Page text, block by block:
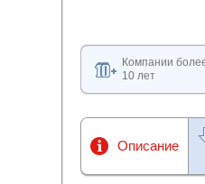
Компании
10 лет
Описание